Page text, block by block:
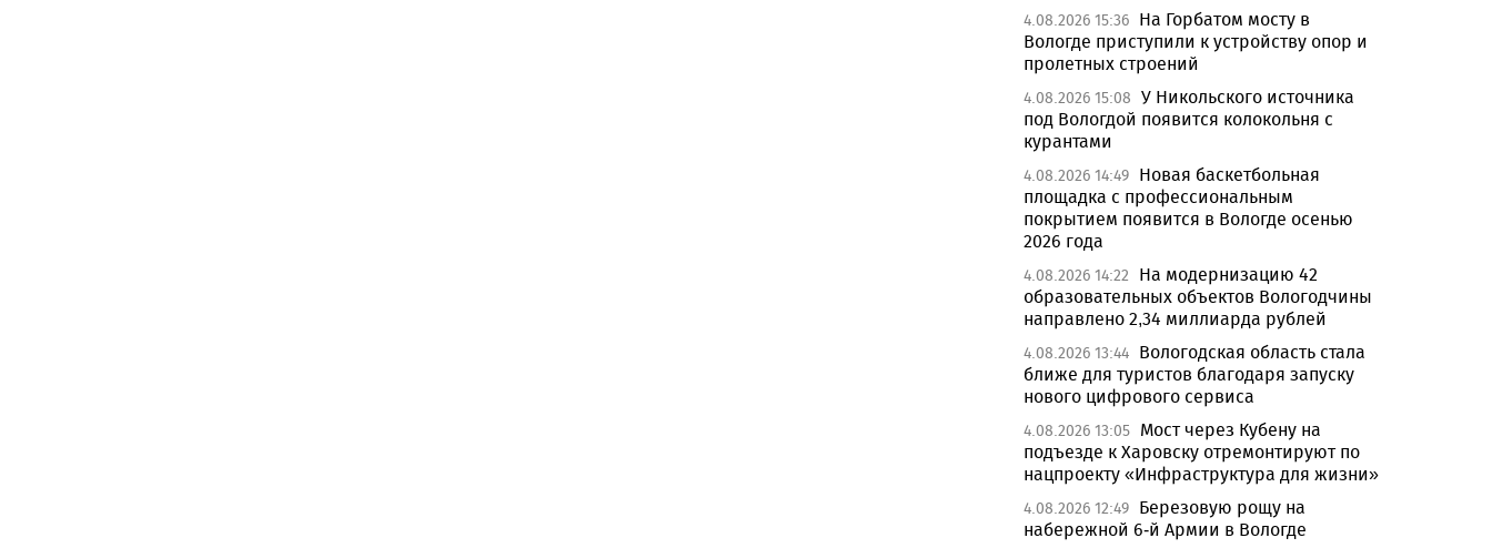
4.08.2026 15:36 На Горбатом мосту в
Вологде приступили к устройству опор и
пролетных строений
4.08.2026 15:08 У Никольского источника
под Вологдой появится колокольня с
курантами
4.08.2026 14:49 Новая баскетбольная
площадка с профессиональным
покрытием появится в Вологде осенью
2026 года
4.08.2026 14:22
На модернизацию 42
образовательных объектов Вологодчины
направлено 2,34 миллиарда рублей
4.08.2026 13:44 Вологодская область стала
ближе для туристов благодаря запуску
нового цифрового сервиса
4.08.2026 13:05 Мост через Кубену на
подъезде к Харовску отремонтируют по
нацпроекту «Инфраструктура для жизни»
4.08.2026 12:49 Березовую рощу на
набережной 6-й Армии в Вологде